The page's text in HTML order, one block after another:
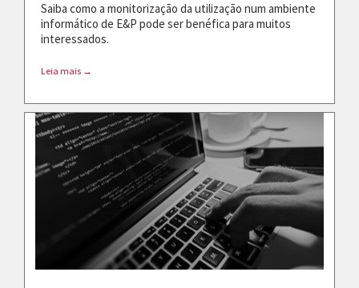
Saiba como a monitorização da utilização num ambiente
informático de E&P pode ser benéfica para muitos
interessados.
Leia mais →